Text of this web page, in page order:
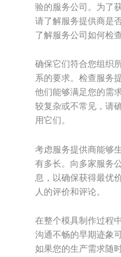
验的服务公司。为了
请了解服务提供商是
了解服务公司如何检
确保它们符合您组织
系的要求。检查服务
他们能够满足您的需
较复杂或不常见，请
用它们。
考虑服务提供商能够
有多长。向多家服务
息，以确保获得最优
人的评价和评论。
在整个模具制作过程
沟通不畅的早期迹象
如果您的生产需求随